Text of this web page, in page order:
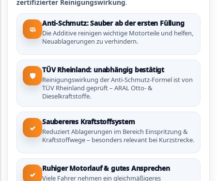
zertifizierter Reinigungswirkung.
🧼
Anti-Schmutz: Sauber ab der ersten Füllung
Die Additive reinigen wichtige Motorteile und helfen,
Neuablagerungen zu verhindern.
🛡️
TÜV Rheinland: unabhängig bestätigt
Reinigungswirkung der Anti-Schmutz-Formel ist von
TÜV Rheinland geprüft – ARAL Otto- &
Dieselkraftstoffe.
✓
Saubereres Kraftstoffsystem
Reduziert Ablagerungen im Bereich Einspritzung &
Kraftstoffwege – besonders relevant bei Kurzstrecke.
✓
Ruhiger Motorlauf & gutes Ansprechen
Viele Fahrer nehmen ein gleichmäßigeres